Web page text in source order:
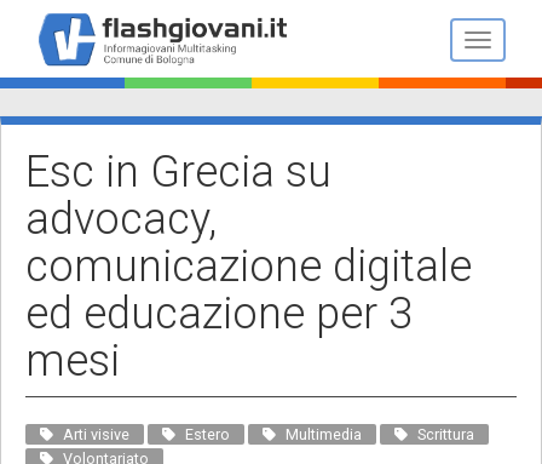
contenuto
principale
Toggle
Esc in Grecia su
advocacy,
comunicazione digitale
ed educazione per 3
mesi
Arti visive Estero Multimedia
Scrittura
Volontariato